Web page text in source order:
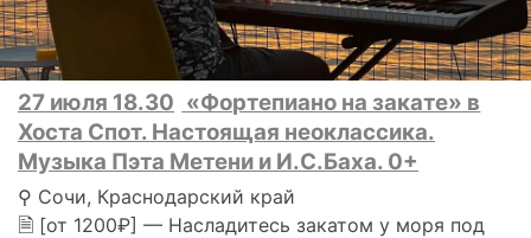
27 июля 18.30 «Фортепиано на закате» в
Хоста Спот. Настоящая неоклассика.
Музыка Пэта Метени и И.С.Баха. 0+
⚲ Сочи, Краснодарский край
🗎 [от 1200₽] — Насладитесь закатом у моря под